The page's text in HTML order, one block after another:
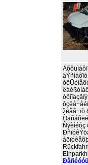
žëåã÷ïò
Ñýèìéóç